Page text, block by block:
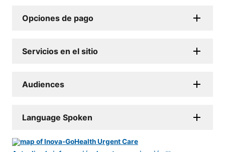
Opciones de pago
Servicios en el sitio
Audiences
Language Spoken